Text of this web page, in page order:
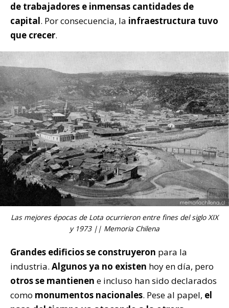
de trabajadores e inmensas cantidades de
capital. Por consecuencia, la infraestructura tuvo
que crecer.
Las mejores épocas de Lota ocurrieron entre fines del siglo XIX
y 1973 || Memoria Chilena
Grandes edificios se construyeron para la
industria. Algunos ya no existen hoy en día, pero
otros se mantienen e incluso han sido declarados
como monumentos nacionales. Pese al papel, el